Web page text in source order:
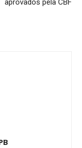
aprovados pela CBF